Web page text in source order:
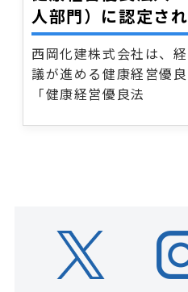
人部門）に認定され
西岡化建株式会社は、
議が進める健康経営優
「健康経営優良法